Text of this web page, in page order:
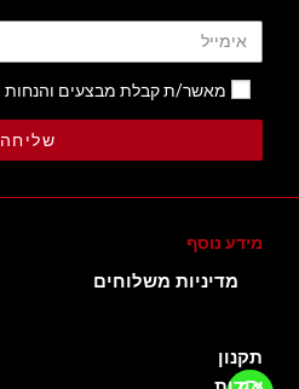
מאשר/ת קבלת מבצעים והנחות
שליחה
מידע נוסף
מדיניות משלוחים
תקנון